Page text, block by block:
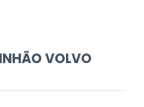
VOLVO